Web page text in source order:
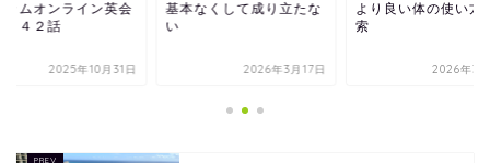
カムオンライン英会
２４２話
2025年10月31日
基本なくして成り立たな
い
2026年3月17日
より良い体の使い方
索
2026年3